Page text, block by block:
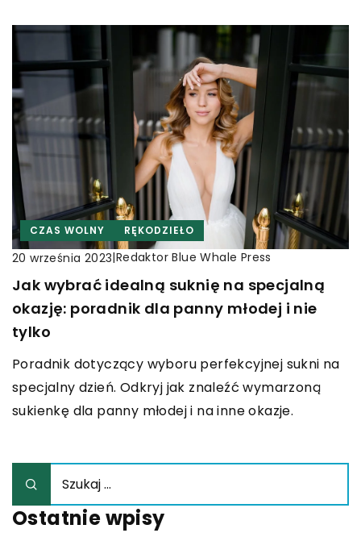
CZAS WOLNY RĘKODZIEŁO
20 września 2023|Redaktor Blue Whale Press
Jak wybrać idealną suknię na specjalną
okazję: poradnik dla panny młodej i nie
tylko
Poradnik dotyczący wyboru perfekcyjnej sukni na
specjalny dzień. Odkryj jak znaleźć wymarzoną
sukienkę dla panny młodej i na inne okazje.
Ostatnie wpisy